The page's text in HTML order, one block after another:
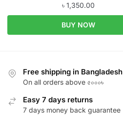
৳ 1,350.00
BUY NOW
Free shipping in Bangladesh
On all orders above ৫০০০৳
Easy 7 days returns
7 days money back guarantee